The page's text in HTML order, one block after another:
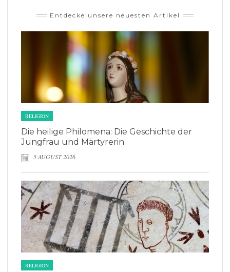
Entdecke unsere neuesten Artikel
RELIGION
Die heilige Philomena: Die Geschichte der
Jungfrau und Märtyrerin
5 AUGUST 2026
RELIGION